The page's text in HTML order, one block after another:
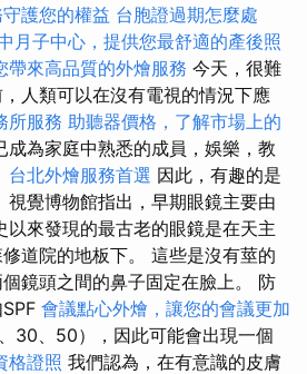
護您的權益 台胞證過期怎麼處
月子中心，提供您最舒適的產後照
帶來高品質的外燴服務 今天，很難
人類可以在沒有電視的情況下應
所服務 助聽器價格，了解市場上的
成為家庭中熟悉的成員，娛樂，教
台北外燴服務首選 因此，有趣的是
視覺博物館指出，早期眼鏡主要由
以來發現的最古老的眼鏡是在天主
道院的地板下。 這些是沒有莖的
鏡頭之間的鼻子固定在臉上。 防
會議點心外燴，讓您的會議更加
30、50），因此可能會出現一個
格證照 我們認為，在有意識的皮膚